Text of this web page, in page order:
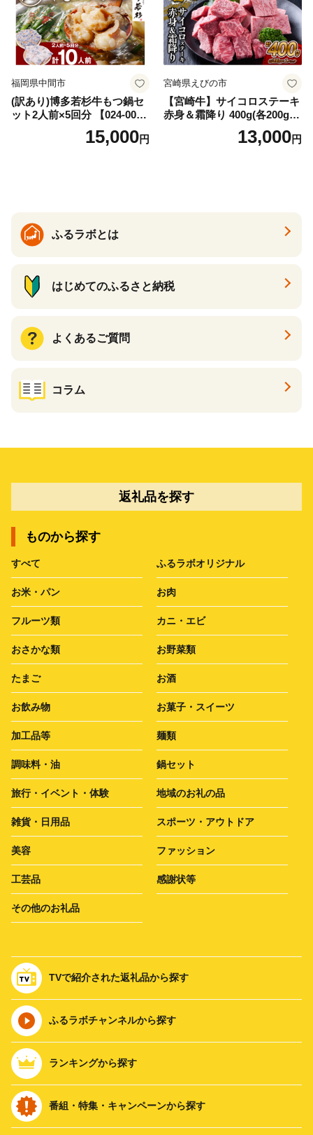
福岡県中間市
(訳あり)博多若杉牛もつ鍋セ
ット2人前×5回分 【024-002
15,000円
宮崎県えびの市
【宮崎牛】サイコロステーキ
赤身＆霜降り 400g(各200g×
１P 計2P) 真空パック 冷凍
13,000円
ふるラボとは
はじめてのふるさと納税
よくあるご質問
コラム
返礼品を探す
ものから探す
すべて ふるラボオリジナル
お米・パン お肉
フルーツ類 カニ・エビ
おさかな類 お野菜類
たまご お酒
お飲み物 お菓子・スイーツ
加工品等 麺類
調味料・油 鍋セット
旅行・イベント・体験 地域のお礼の品
雑貨・日用品 スポーツ・アウトドア
美容 ファッション
工芸品 感謝状等
その他のお礼品
TVで紹介された返礼品から探す
ふるラボチャンネルから探す
ランキングから探す
番組・特集・キャンペーンから探す